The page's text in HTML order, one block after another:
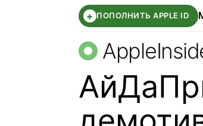
+ ПОПОЛНИТЬ APPLE ID